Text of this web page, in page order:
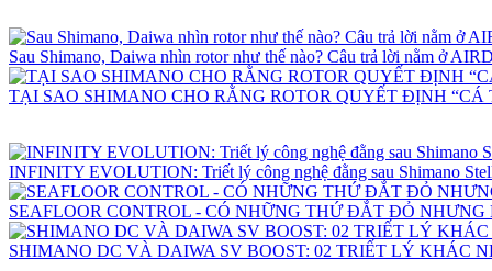
Sau Shimano, Daiwa nhìn rotor như thế nào? Câu trả lời nằm ở
TẠI SAO SHIMANO CHO RẰNG ROTOR QUYẾT ĐỊNH “CÁ
INFINITY EVOLUTION: Triết lý công nghệ đằng sau Shimano
SEAFLOOR CONTROL - CÓ NHỮNG THỨ ĐẮT ĐỎ
SHIMANO DC VÀ DAIWA SV BOOST: 02 TRIẾT LÝ KHÁC